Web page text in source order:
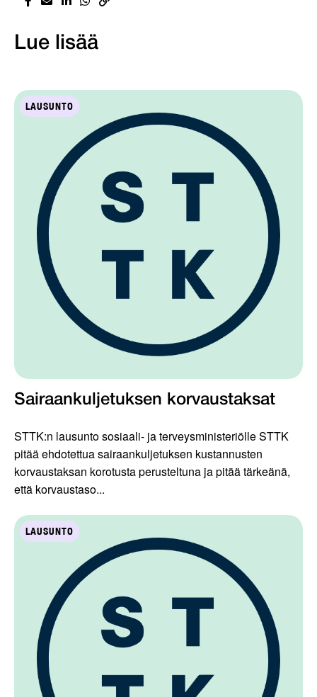
Lue lisää
LAUSUNTO
Sairaankuljetuksen korvaustaksat
STTK:n lausunto sosiaali- ja terveysministeriölle STTK
pitää ehdotettua sairaankuljetuksen kustannusten
korvaustaksan korotusta perusteltuna ja pitää tärkeänä,
että korvaustaso...
LAUSUNTO